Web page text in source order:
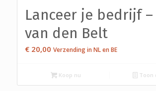
Lanceer je bedrijf
van den Belt
€20,00 Verzending in NL en BE
Koop nu Toon